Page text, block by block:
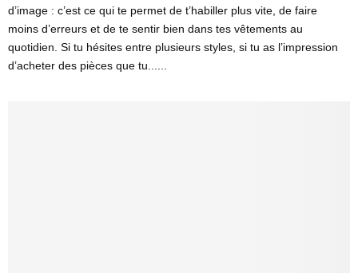
d’image : c’est ce qui te permet de t’habiller plus vite, de faire
moins d’erreurs et de te sentir bien dans tes vêtements au
quotidien. Si tu hésites entre plusieurs styles, si tu as l’impression
d’acheter des pièces que tu......